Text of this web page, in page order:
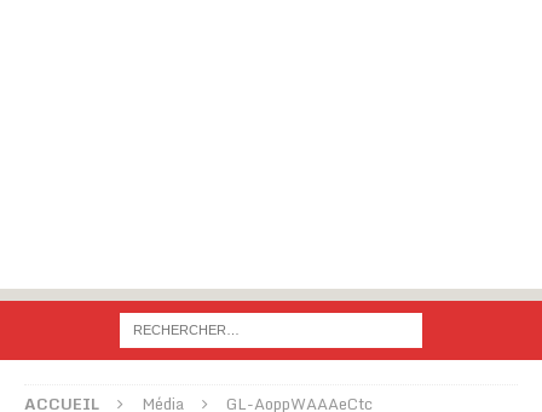
ACCUEIL Média GL-AoppWAAAeCtc